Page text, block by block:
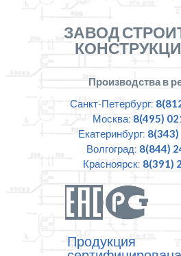
ЗАВОД
Производства в
Санкт-Петербург:
Москва: 8(495)
Екатеринбург: 8(343)
Волгоград: 8(844)
Красноярск: 8(391)
Продукция